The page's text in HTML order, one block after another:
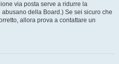
via posta serve a ridurre la
della Board.) Se sei sicuro che
allora prova a contattare un